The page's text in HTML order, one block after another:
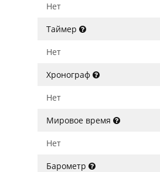
Нет
Таймер
Нет
Хронограф
Нет
Мировое время
Нет
Барометр